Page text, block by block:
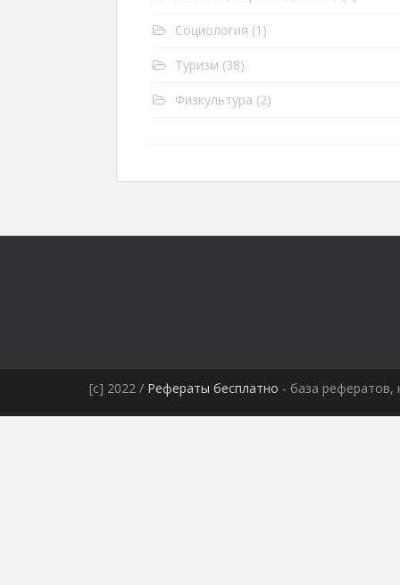
Социология (1)
Туризм (38)
Физкультура (2)
[c] 2022 / Рефераты бесплатно - база рефератов,